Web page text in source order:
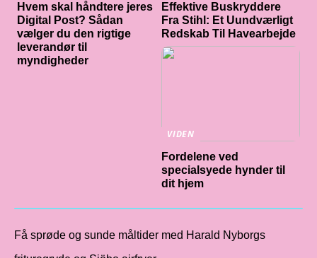
Hvem skal håndtere jeres
Digital Post? Sådan
vælger du den rigtige
leverandør til
myndigheder
Effektive Buskryddere
Fra Stihl: Et Uundværligt
Redskab Til Havearbejde
VIDEN
Fordelene ved
specialsyede hynder til
dit hjem
Få sprøde og sunde måltider med Harald Nyborgs